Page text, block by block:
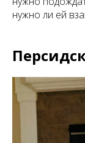
нужно ли ей